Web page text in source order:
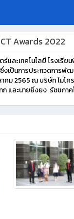
Awards 2022
และเทคโนโลยี โรงเรี
เป็นการประกวดการพั
คม 2565 ณ บริษัท ไมโ
และนายยิ่งยง รัชขภา